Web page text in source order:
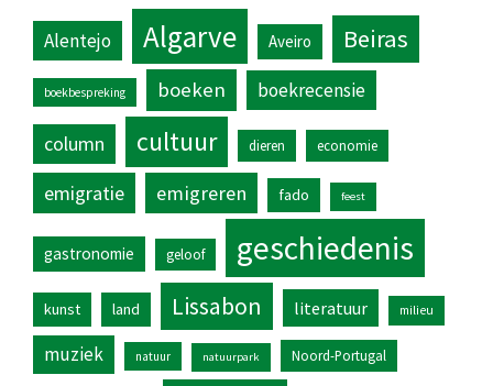
Alentejo Algarve Aveiro Beiras
boekbespreking boeken boekrecensie
column cultuur dieren economie
emigratie emigreren fado feest
gastronomie geloof geschiedenis
kunst land Lissabon literatuur milieu
muziek natuur natuurpark Noord-Portugal